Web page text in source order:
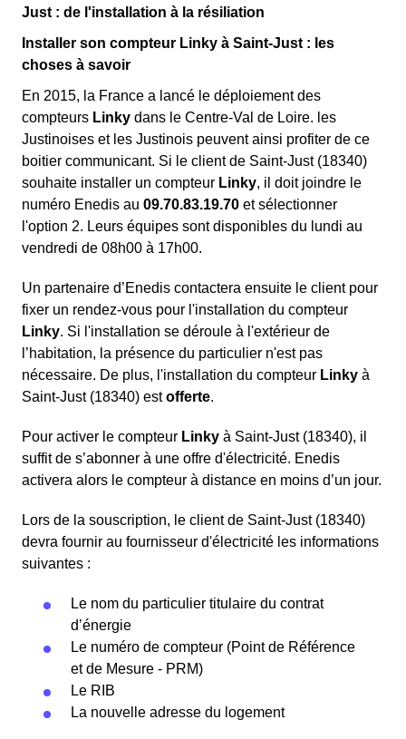
Just : de l'installation à la résiliation
Installer son compteur Linky à Saint-Just : les
choses à savoir
En 2015, la France a lancé le déploiement des
compteurs Linky dans le Centre-Val de Loire. les
Justinoises et les Justinois peuvent ainsi profiter de ce
boitier communicant. Si le client de Saint-Just (18340)
souhaite installer un compteur Linky, il doit joindre le
numéro Enedis au 09.70.83.19.70 et sélectionner
l'option 2. Leurs équipes sont disponibles du lundi au
vendredi de 08h00 à 17h00.
Un partenaire d’Enedis contactera ensuite le client pour
fixer un rendez-vous pour l'installation du compteur
Linky. Si l'installation se déroule à l'extérieur de
l’habitation, la présence du particulier n'est pas
nécessaire. De plus, l'installation du compteur Linky à
Saint-Just (18340) estofferte.
Pour activer le compteur Linky à Saint-Just (18340), il
suffit de s’abonner à une offre d'électricité. Enedis
activera alors le compteur à distance en moins d’un jour.
Lors de la souscription, le client de Saint-Just (18340)
devra fournir au fournisseur d'électricité les informations
suivantes :
Le nom du particulier titulaire du contrat
d’énergie
Le numéro de compteur (Point de Référence
et de Mesure - PRM)
Le RIB
La nouvelle adresse du logement